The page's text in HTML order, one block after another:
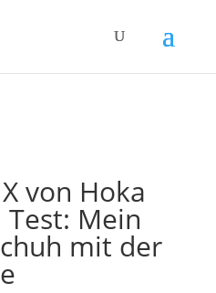
von Hoka
Mein
mit der